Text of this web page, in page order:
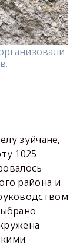
зуйчане,
1025
района и